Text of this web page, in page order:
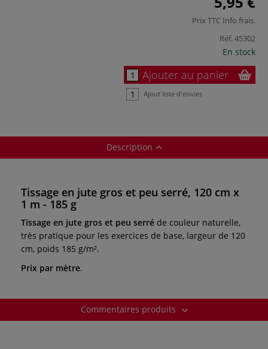
Prix TTC Info frais.
Réf.45302
En stock
Ajouter au panier
Ajout liste d'envies
Description
Tissage en jute gros et peu serré, 120 cm x
1 m - 185 g
Tissage en jute gros et peu serré de couleur naturelle,
très pratique pour les exercices de base, largeur de 120
cm, poids 185 g/m².
Prix par mètre.
Commentaires produits